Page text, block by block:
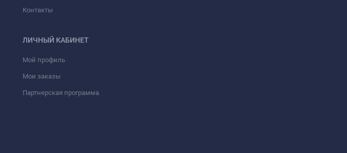
Контакты
ЛИЧНЫЙ КАБИНЕТ
Мой профиль
Мои заказы
Партнерская программа